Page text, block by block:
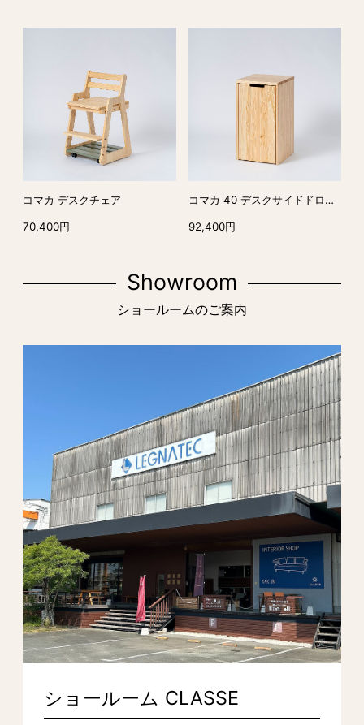
コマカ デスクチェア
70,400円
コマカ 40 デスクサイドドロワー
92,400円
Showroom
ショールームのご案内
ショールーム CLASSE